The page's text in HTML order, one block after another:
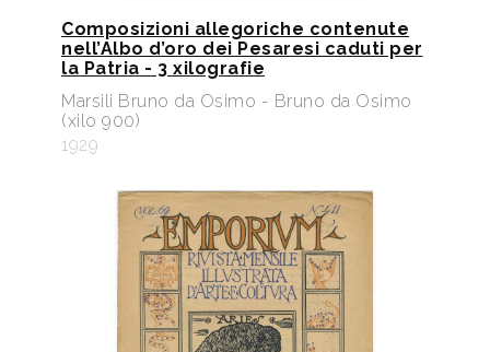
Composizioni allegoriche contenute
nell’Albo d’oro dei Pesaresi caduti per
la Patria - 3 xilografie
Marsili Bruno da Osimo - Bruno da Osimo
(xilo 900)
1929